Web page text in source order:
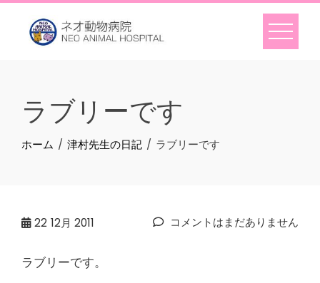
Skip
content
ラブリーです
ホーム 津村先生の日記 ラブリーです
22 12月 2011 コメントはまだありません
ラブリーです。